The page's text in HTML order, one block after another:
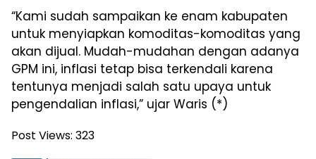
“Kami sudah sampaikan ke enam kabupaten
untuk menyiapkan komoditas-komoditas yang
akan dijual. Mudah-mudahan dengan adanya
GPM ini, inflasi tetap bisa terkendali karena
tentunya menjadi salah satu upaya untuk
pengendalian inflasi,” ujar Waris (*)
Post Views: 323